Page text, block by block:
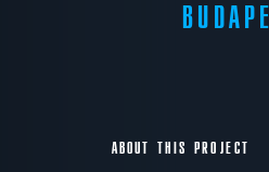
ABOUT THIS PROJECT